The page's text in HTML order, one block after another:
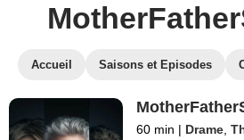
Accueil Saisons et Episodes
60 min | Drame ,